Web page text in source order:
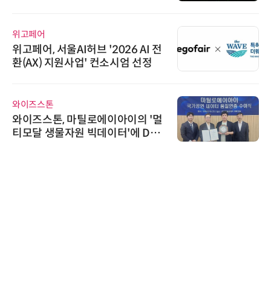
위고페어
위고페어, 서울AI허브 '2026 AI 전
환(AX) 지원사업' 컨소시엄 선정
와이즈스톤
와이즈스톤, 마틸로에이아이의 '멀
티모달 생물자원 빅데이터'에 DQ